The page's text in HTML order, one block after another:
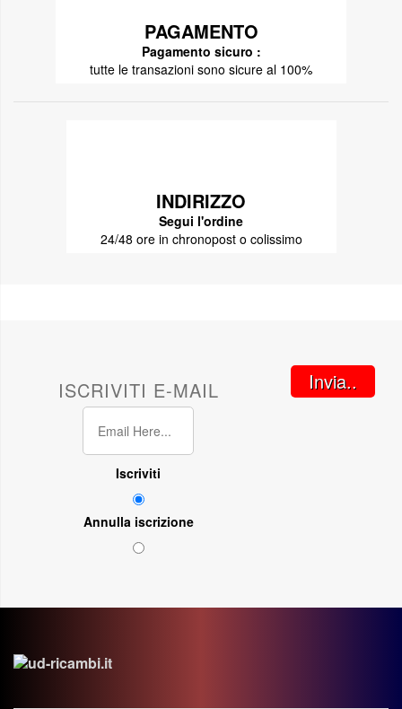
PAGAMENTO
Pagamento sicuro :
tutte le transazioni sono sicure al 100%
INDIRIZZO
Segui l'ordine
24/48 ore in chronopost o colissimo
ISCRIVITI E-MAIL
Iscriviti
Annulla iscrizione
Invia..